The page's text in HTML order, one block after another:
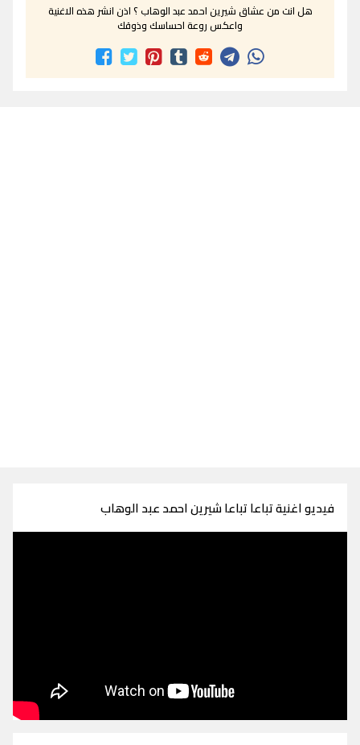
هل انت من عشاق شيرين احمد عبد الوهاب ؟ اذن انشر هذه الاغنية
واعكس روعة احساسك وذوقك
فيديو اغنية تباعا تباعا شيرين احمد عبد الوهاب